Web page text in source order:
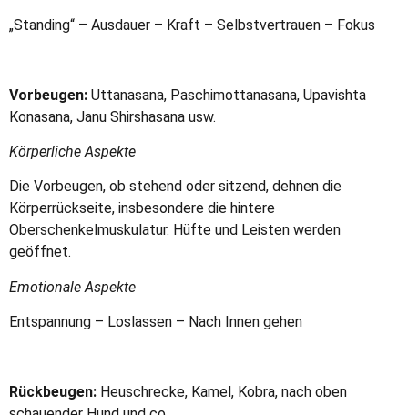
„Standing“ – Ausdauer – Kraft – Selbstvertrauen – Fokus
Vorbeugen: Uttanasana, Paschimottanasana, Upavishta
Konasana, Janu Shirshasana usw.
Körperliche Aspekte
Die Vorbeugen, ob stehend oder sitzend, dehnen die
Körperrückseite, insbesondere die hintere
Oberschenkelmuskulatur. Hüfte und Leisten werden
geöffnet.
Emotionale Aspekte
Entspannung – Loslassen – Nach Innen gehen
Rückbeugen: Heuschrecke, Kamel, Kobra, nach oben